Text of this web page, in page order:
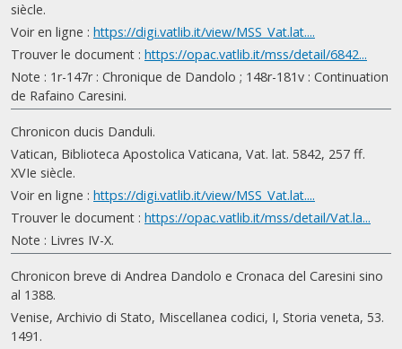
siècle.
Voir en ligne : https://digi.vatlib.it/view/MSS_Vat.lat....
Trouver le document : https://opac.vatlib.it/mss/detail/6842...
Note : 1r-147r : Chronique de Dandolo ; 148r-181v : Continuation
de Rafaino Caresini.
Chronicon ducis Danduli.
Vatican, Biblioteca Apostolica Vaticana, Vat. lat. 5842, 257 ff.
XVIe siècle.
Voir en ligne : https://digi.vatlib.it/view/MSS_Vat.lat....
Trouver le document : https://opac.vatlib.it/mss/detail/Vat.la...
Note : Livres IV-X.
Chronicon breve di Andrea Dandolo e Cronaca del Caresini sino
al 1388.
Venise, Archivio di Stato, Miscellanea codici, I, Storia veneta, 53.
1491.